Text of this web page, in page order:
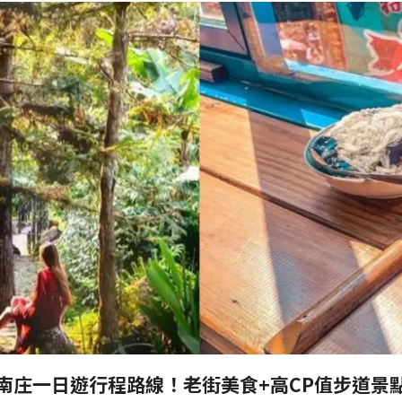
庄一日遊行程路線！老街美食+高CP值步道景